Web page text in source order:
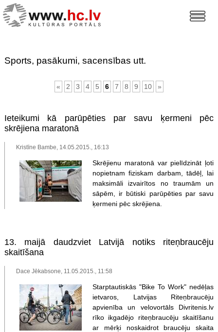
Sports, pasākumi, sacensības utt.
« 2 3 4 5 6 7 8 9 10 »
Ieteikumi kā parūpēties par savu ķermeni pēc
skrējiena maratonā
Kristīne Bambe, 14.05.2015., 16:13
Skrējienu maratonā var pielīdzināt ļoti
nopietnam fiziskam darbam, tādēļ, lai
maksimāli izvairītos no traumām un
sāpēm, ir būtiski parūpēties par savu
ķermeni pēc skrējiena.
13. maijā daudzviet Latvijā notiks riteņbraucēju
skaitīšana
Dace Jēkabsone, 11.05.2015., 11:58
Starptautiskās "Bike To Work" nedēļas
ietvaros, Latvijas Riteņbraucēju
apvienība un velovortāls Divritenis.lv
rīko ikgadējo riteņbraucēju skaitīšanu
ar mērķi noskaidrot braucēju skaita